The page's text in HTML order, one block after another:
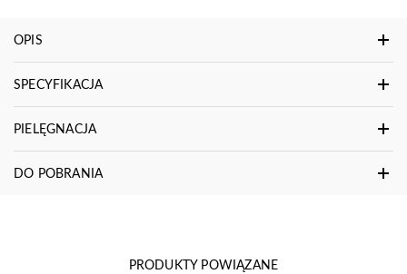
OPIS
SPECYFIKACJA
PIELĘGNACJA
DO POBRANIA
PRODUKTY POWIĄZANE